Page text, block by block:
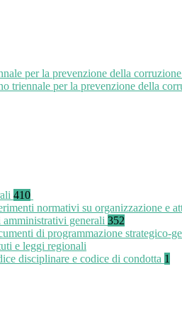
per la prevenzione della
triennale per la prevenzione della
410
normativi su organizzazione e
generali 352
di programmazione strategico-
e leggi regionali
disciplinare e codice di condotta 1